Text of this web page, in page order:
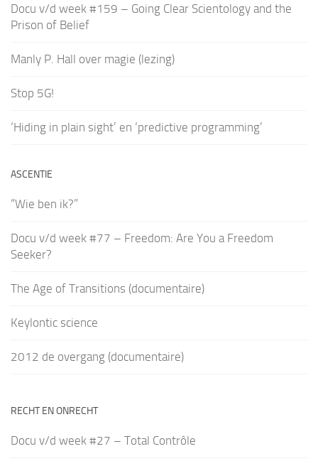
Docu v/d week #159 – Going Clear Scientology and the
Prison of Belief
Manly P. Hall over magie (lezing)
Stop 5G!
‘Hiding in plain sight’ en ‘predictive programming’
ASCENTIE
“Wie ben ik?”
Docu v/d week #77 – Freedom: Are You a Freedom
Seeker?
The Age of Transitions (documentaire)
Keylontic science
2012 de overgang (documentaire)
RECHT EN ONRECHT
Docu v/d week #27 – Total Contrôle